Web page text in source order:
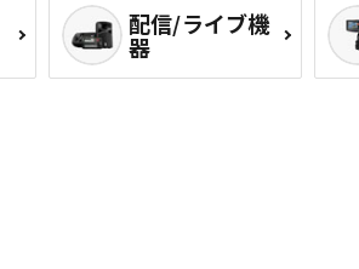
配信/ライブ機
器